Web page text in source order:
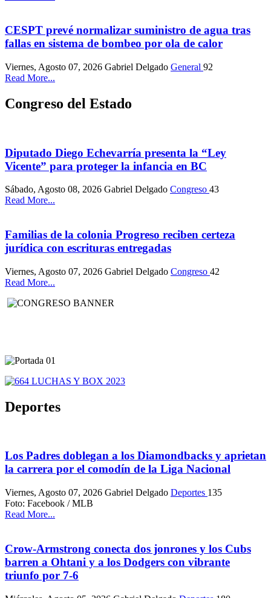
CESPT prevé normalizar suministro de agua tras
fallas en sistema de bombeo por ola de calor
Viernes, Agosto 07, 2026 Gabriel Delgado General 92
Read More...
Congreso del Estado
Diputado Diego Echevarría presenta la “Ley
Vicente” para proteger la infancia en BC
Sábado, Agosto 08, 2026 Gabriel Delgado Congreso 43
Read More...
Familias de la colonia Progreso reciben certeza
jurídica con escrituras entregadas
Viernes, Agosto 07, 2026 Gabriel Delgado Congreso 42
Read More...
Deportes
Los Padres doblegan a los Diamondbacks y aprietan
la carrera por el comodín de la Liga Nacional
Viernes, Agosto 07, 2026 Gabriel Delgado Deportes 135
Foto: Facebook / MLB
Read More...
Crow-Armstrong conecta dos jonrones y los Cubs
barren a Ohtani y a los Dodgers con vibrante
triunfo por 7-6